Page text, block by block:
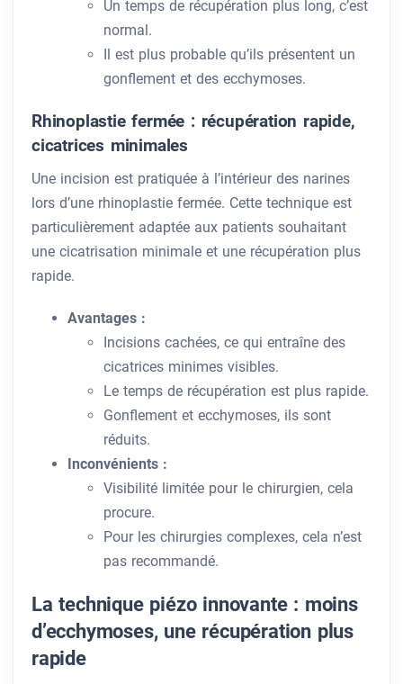
Un temps de récupération plus long, c’est
normal.
Il est plus probable qu’ils présentent un
gonflement et des ecchymoses.
Rhinoplastie fermée : récupération rapide,
cicatrices minimales
Une incision est pratiquée à l’intérieur des narines
lors d’une rhinoplastie fermée. Cette technique est
particulièrement adaptée aux patients souhaitant
une cicatrisation minimale et une récupération plus
rapide.
Avantages :
Incisions cachées, ce qui entraîne des
cicatrices minimes visibles.
Le temps de récupération est plus rapide.
Gonflement et ecchymoses, ils sont
réduits.
Inconvénients :
Visibilité limitée pour le chirurgien, cela
procure.
Pour les chirurgies complexes, cela n’est
pas recommandé.
La technique piézo innovante : moins
d’ecchymoses, une récupération plus
rapide